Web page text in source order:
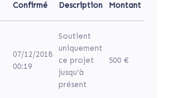
Confirmé Description Montant
07/12/2018
00:19
Soutient
uniquement
ce projet
jusqu'à
présent
500 €